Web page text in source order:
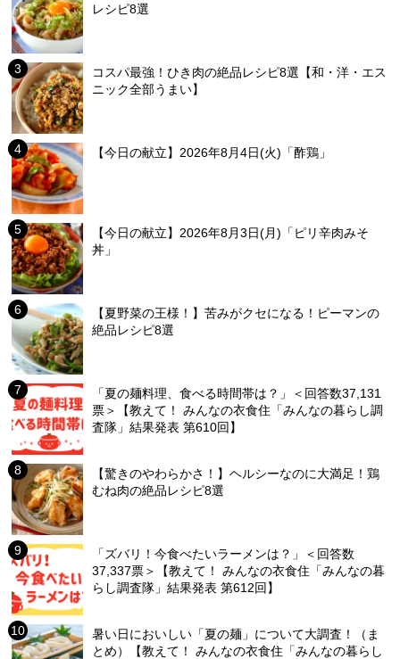
レシピ8選
コスパ最強！ひき肉の絶品レシピ8選【和・洋・エス
ニック全部うまい】
【今日の献立】2026年8月4日(火)「酢鶏」
【今日の献立】2026年8月3日(月)「ピリ辛肉みそ
丼」
【夏野菜の王様！】苦みがクセになる！ピーマンの
絶品レシピ8選
「夏の麺料理、食べる時間帯は？」＜回答数37,131
票＞【教えて！ みんなの衣食住「みんなの暮らし調
査隊」結果発表 第610回】
【驚きのやわらかさ！】ヘルシーなのに大満足！鶏
むね肉の絶品レシピ8選
「ズバリ！今食べたいラーメンは？」＜回答数
37,337票＞【教えて！ みんなの衣食住「みんなの暮
らし調査隊」結果発表 第612回】
暑い日においしい「夏の麺」について大調査！（ま
とめ）【教えて！ みんなの衣食住「みんなの暮らし